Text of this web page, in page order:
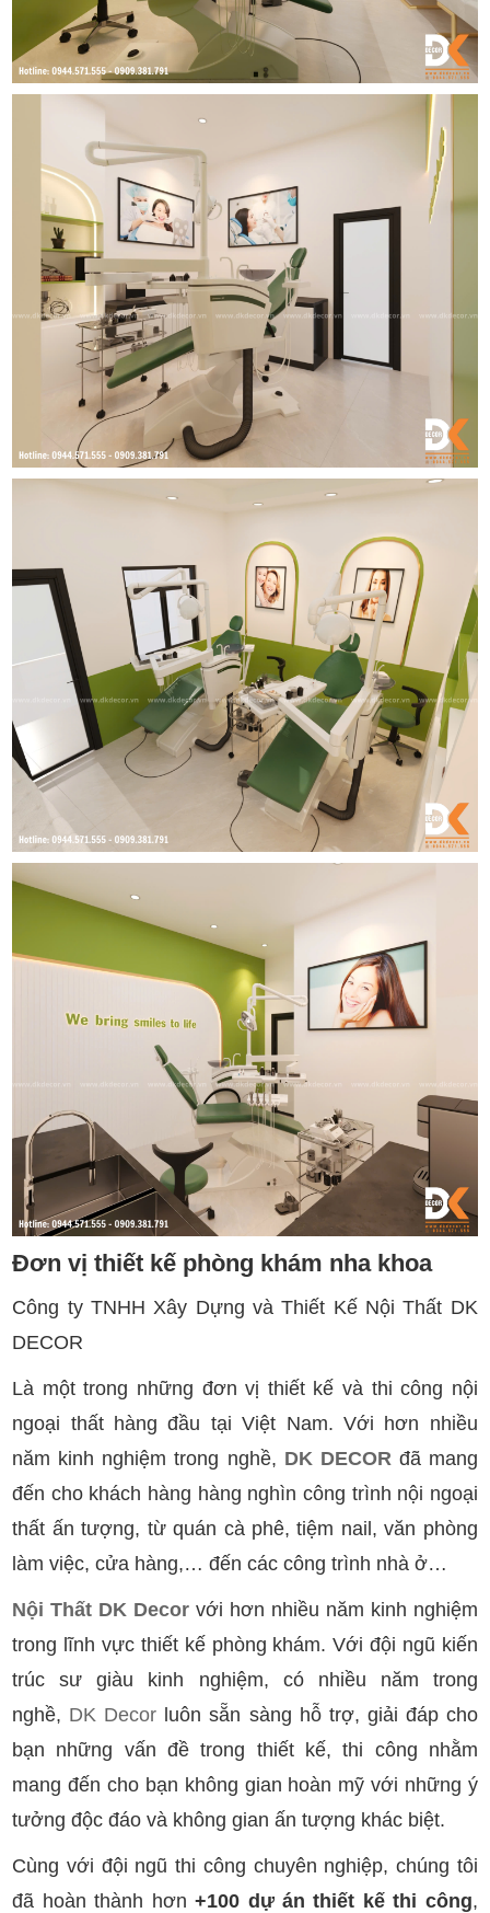
Đơn vị thiết kế phòng khám nha khoa
Công ty TNHH Xây Dựng và Thiết Kế Nội Thất DK
DECOR
Là một trong những đơn vị thiết kế và thi công nội
ngoại thất hàng đầu tại Việt Nam. Với hơn nhiều
năm kinh nghiệm trong nghề, DK DECOR đã mang
đến cho khách hàng hàng nghìn công trình nội ngoại
thất ấn tượng, từ quán cà phê, tiệm nail, văn phòng
làm việc, cửa hàng,… đến các công trình nhà ở…
Nội Thất DK Decor với hơn nhiều năm kinh nghiệm
trong lĩnh vực thiết kế phòng khám. Với đội ngũ kiến
trúc sư giàu kinh nghiệm, có nhiều năm trong
nghề, DK Decor luôn sẵn sàng hỗ trợ, giải đáp cho
bạn những vấn đề trong thiết kế, thi công nhằm
mang đến cho bạn không gian hoàn mỹ với những ý
tưởng độc đáo và không gian ấn tượng khác biệt.
Cùng với đội ngũ thi công chuyên nghiệp, chúng tôi
đã hoàn thành hơn+100 dự án thiết kế thi công,